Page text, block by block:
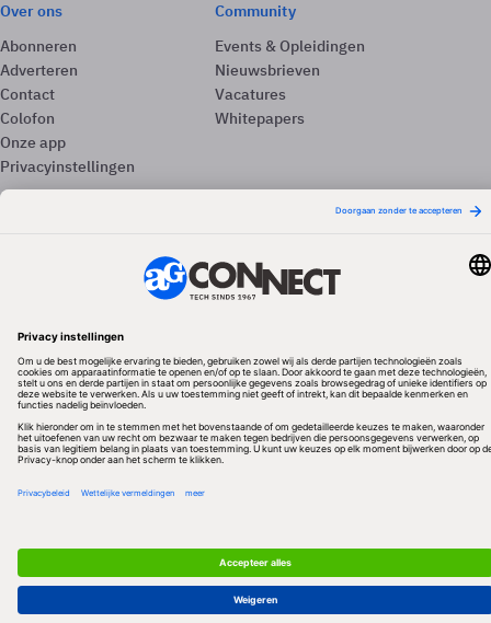
Over ons
Abonneren
Adverteren
Contact
Colofon
Onze app
Privacyinstellingen
Community
Events & Opleidingen
Nieuwsbrieven
Vacatures
Whitepapers
Algemene Voorwaarden & Copyrights
Privacy & Cookies